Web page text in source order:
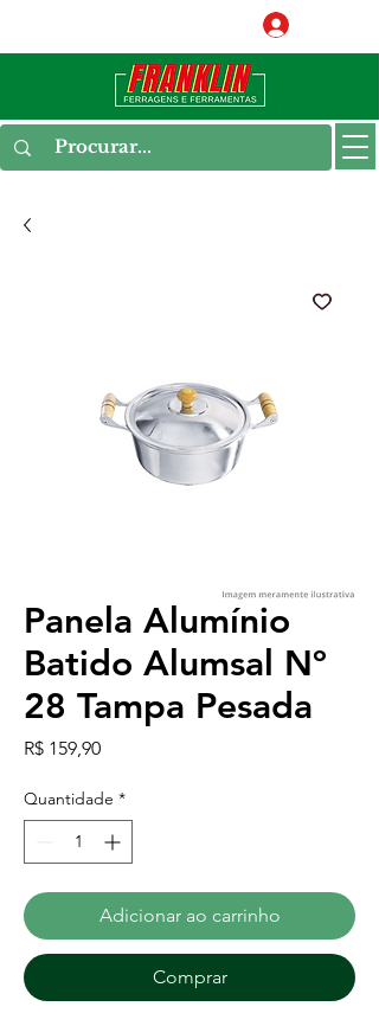
Panela Alumínio
Batido Alumsal Nº
28 Tampa Pesada
R$ 159,90Preço
Quantidade *
Adicionar ao carrinho
Comprar